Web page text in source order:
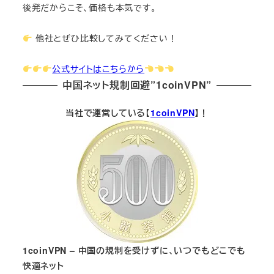
後発だからこそ、価格も本気です。
他社とぜひ比較してみてください！
公式サイトはこちらから
中国ネット規制回避”1coinVPN”
当社で運営している【1coinVPN】！
1coinVPN – 中国の規制を受けずに、いつでもどこでも
快適ネット